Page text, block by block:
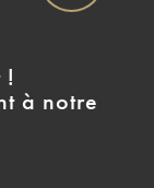
!
à notre